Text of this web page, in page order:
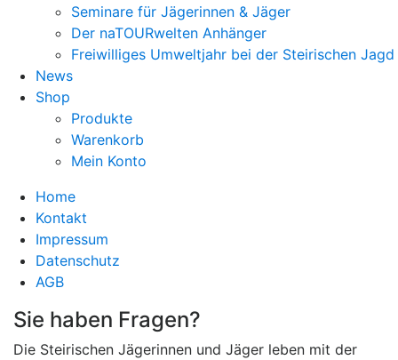
Seminare für Jägerinnen & Jäger
Der naTOURwelten Anhänger
Freiwilliges Umweltjahr bei der Steirischen Jagd
News
Shop
Produkte
Warenkorb
Mein Konto
Home
Kontakt
Impressum
Datenschutz
AGB
Sie haben Fragen?
Die Steirischen Jägerinnen und Jäger leben mit der